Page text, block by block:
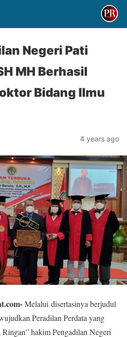
Negeri Pati
MH Berhasil
Bidang Ilmu
4 years ago
Melalui disertasinya berjudul
Peradilan Perdata yang
hakim Pengadilan Negeri